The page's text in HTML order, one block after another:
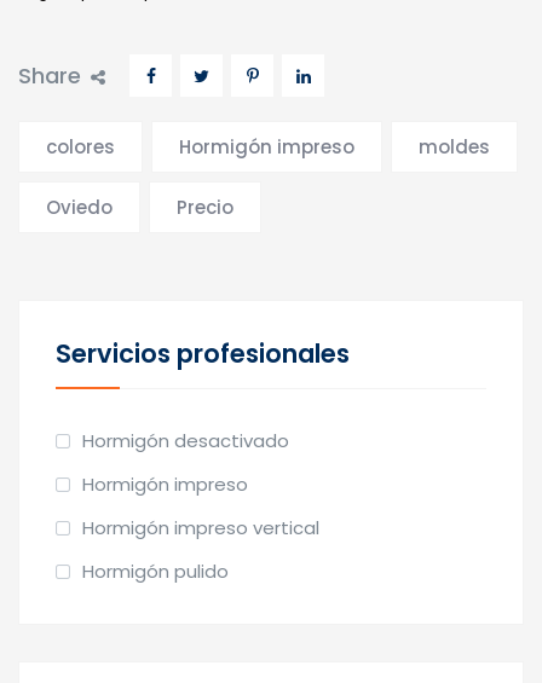
Share
colores Hormigón impreso moldes
Oviedo Precio
Servicios profesionales
Hormigón desactivado
Hormigón impreso
Hormigón impreso vertical
Hormigón pulido